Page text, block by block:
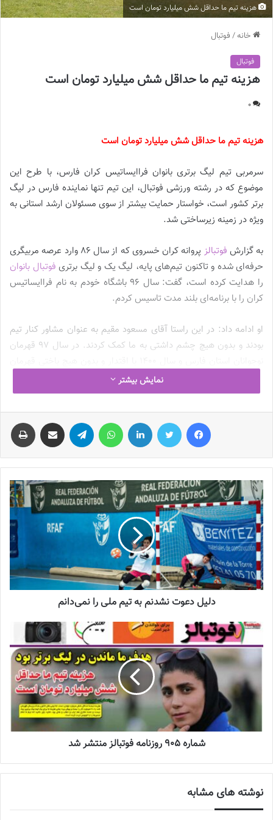
هزینه تیم ما حداقل شش میلیارد تومان است
خانه/ فوتبال
فوتبال
هزینه تیم ما حداقل شش میلیارد تومان است
0
هزینه تیم ما حداقل شش میلیارد تومان است
سرمربی تیم لیگ برتری بانوان فراایساتیس کران فارس، با طرح این
موضوع که در رشته ورزشی فوتبال، این تیم تنها نماینده فارس در لیگ
برتر کشور است، خواستار حمایت بیشتر از سوی مسئولان ارشد استانی به
ویژه در زمینه زیرساختی شد.
به گزارش فوتبالز
پروانه کران خسروی که از سال ۸۶ وارد عرصه مربیگری
حرفه‌ای شده و تاکنون تیم‌های پایه، لیگ یک و لیگ برتری فوتبال بانوان
را هدایت کرده است، گفت: سال ۹۶ باشگاه خودم به نام فراایساتیس
کران را با برنامه‌ای بلند مدت تاسیس کردم.
او ادامه داد: در این راستا آقای مسعود مقیم به عنوان مشاور کنار تیم
بودند و بدون هیچ چشم داشتی به ما کمک کردند. در سال ۹۷ قهرمان
لیگ یک کشور شدیم و بدین ترتیب به لیگ برتر سال ۱۴۰۱ راه یافتیم.
کران‌خسروی با بازیکنان آکادمی خودم که جوان‌ترین تیم در لیگ برتر
بودند، مقابل تیم‌های قدرتمندی نظیر خاتون بم و سپاهان و تیم های
خوب دیگر لیگ برتر، نتیجه های قابل قبولی گرفتیم، خاطرنشان کرد:
هدف ما فقط ماندن درلیگ برتربود.
نوشته های مشابه
چالش هاى ليست جدید تيم ملى فوتبال
زنان
2023-06-14
تازه‌ترین خبرها از درمان ۲ ملی‌پوش فوتبال
2023-12-24
دعوت آزمون از 30 بازیکن به اردوی تیم ملی
2023-03-21
آینده درخشانی در انتظار فوتبال بانوان است
2022-12-10
خسروی درباره تعداد بازیکنان شاخص این تیم گفت: از تیم ما آریانا
جوزای و مانا پارسایی و آوا داوودی به
نمایش بیشتر
دلیل دعوت نشدنم به تیم ملی را نمی‌دانم
شماره 905 روزنامه فوتبالز منتشر شد
نوشته های مشابه